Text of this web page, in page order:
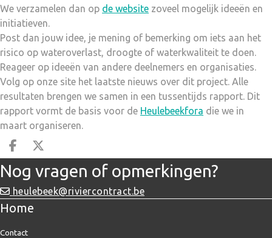
We verzamelen dan op de website zoveel mogelijk ideeën en
initiatieven.
Post dan jouw idee, je mening of bemerking om iets aan het
risico op wateroverlast, droogte of waterkwaliteit te doen.
Reageer op ideeën van andere deelnemers en organisaties.
Volg op onze site het laatste nieuws over dit project. Alle
resultaten brengen we samen in een tussentijds rapport. Dit
rapport vormt de basis voor de Heulebeekfora die we in
maart organiseren.
Deel op facebook
Deel op X
Nog vragen of opmerkingen?
heulebeek@riviercontract.be
Home
Contact